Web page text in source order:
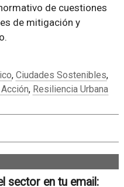
de cuestiones
de mitigación y
, Ciudades Sostenibles,
, Resiliencia Urbana
sector en tu email: